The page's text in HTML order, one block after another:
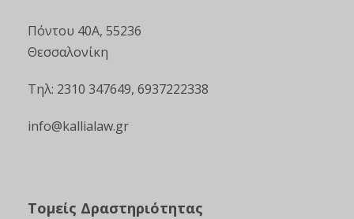
Πόντου 40Α, 55236
Θεσσαλονίκη
Τηλ: 2310 347649, 6937222338
info@kallialaw.gr
Τομείς Δραστηριότητας